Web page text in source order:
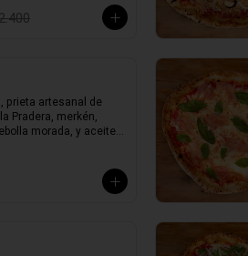
prieta artesanal de
Pradera, merkén,
morada, y aceite